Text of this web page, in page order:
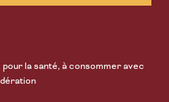
pour la santé, à consommer avec